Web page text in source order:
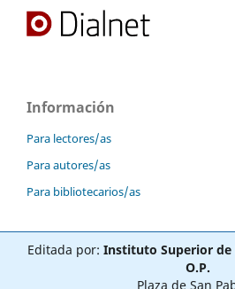
Información
Para lectores/as
Para autores/as
Para bibliotecarios/as
Editada por: Instituto Superior de
O.P.
Plaza de San